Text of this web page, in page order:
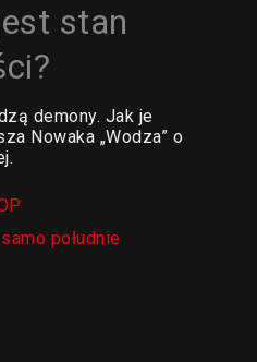
stan
demony. Jak je
Nowaka „Wodza” o
południe